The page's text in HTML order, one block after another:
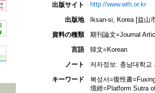
出版サイト
http://www.wth.or.kr
出版地
Iksan-si, Korea [益山
資料の種類
期刊論文=Journal
言語
韓文=Korean
ノート
저자정보: 충남대학교
キーワード
복성서=復性書
壇經=Platform Sutra